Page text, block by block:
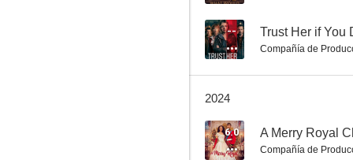
Love's Match
-- Trust Her if You
Compañía de
2024
6.0 A Merry Royal
Compañía de